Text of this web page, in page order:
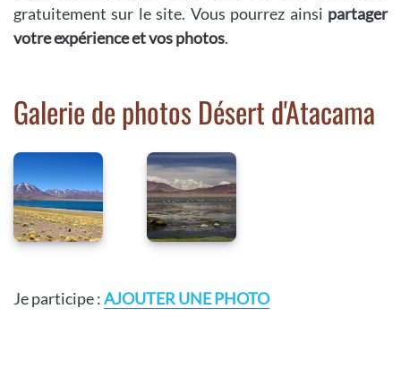
gratuitement sur le site. Vous pourrez ainsi partager
votre expérience et vos photos.
Galerie de photos Désert d'Atacama
Je participe :AJOUTER UNE PHOTO